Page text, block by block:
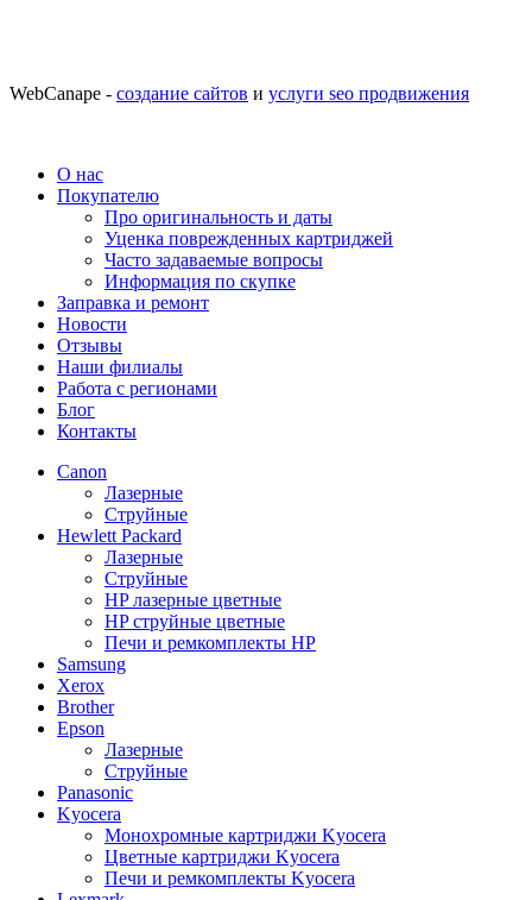
WebCanape - создание сайтов и услуги seo продвижения
О нас
Покупателю
Про оригинальность и даты
Уценка поврежденных картриджей
Часто задаваемые вопросы
Информация по скупке
Заправка и ремонт
Новости
Отзывы
Наши филиалы
Работа с регионами
Блог
Контакты
Canon
Лазерные
Струйные
Hewlett Packard
Лазерные
Струйные
HP лазерные цветные
HP струйные цветные
Печи и ремкомплекты HP
Samsung
Xerox
Brother
Epson
Лазерные
Струйные
Panasonic
Kyocera
Монохромные картриджи Kyocera
Цветные картриджи Kyocera
Печи и ремкомплекты Kyocera